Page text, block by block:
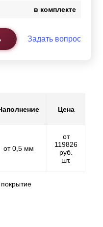
в комплекте
Задать вопрос
Цена
от 0,5 мм
от
119826
руб.
шт.